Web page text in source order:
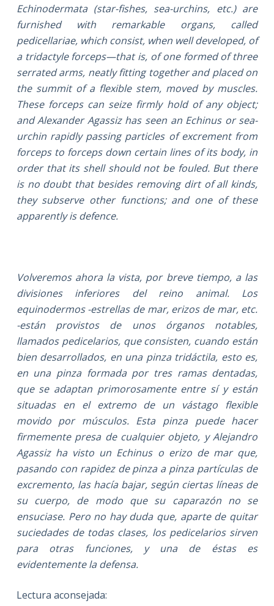
Echinodermata (star-fishes, sea-urchins, etc.) are
furnished with remarkable organs, called
pedicellariae, which consist, when well developed, of
a tridactyle forceps—that is, of one formed of three
serrated arms, neatly fitting together and placed on
the summit of a flexible stem, moved by muscles.
These forceps can seize firmly hold of any object;
and Alexander Agassiz has seen an Echinus or sea-
urchin rapidly passing particles of excrement from
forceps to forceps down certain lines of its body, in
order that its shell should not be fouled. But there
is no doubt that besides removing dirt of all kinds,
they subserve other functions; and one of these
apparently is defence.
Volveremos ahora la vista, por breve tiempo, a las
divisiones inferiores del reino animal. Los
equinodermos -estrellas de mar, erizos de mar, etc.
-están provistos de unos órganos notables,
llamados pedicelarios, que consisten, cuando están
bien desarrollados, en una pinza tridáctila, esto es,
en una pinza formada por tres ramas dentadas,
que se adaptan primorosamente entre sí y están
situadas en el extremo de un vástago flexible
movido por músculos. Esta pinza puede hacer
firmemente presa de cualquier objeto, y Alejandro
Agassiz ha visto un Echinus o erizo de mar que,
pasando con rapidez de pinza a pinza partículas de
excremento, las hacía bajar, según ciertas líneas de
su cuerpo, de modo que su caparazón no se
ensuciase. Pero no hay duda que, aparte de quitar
suciedades de todas clases, los pedicelarios sirven
para otras funciones, y una de éstas es
evidentemente la defensa.
Lectura aconsejada: